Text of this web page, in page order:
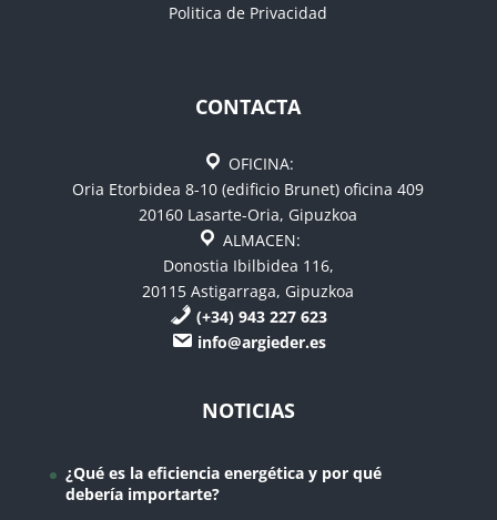
Politica de Privacidad
CONTACTA
OFICINA:
Oria Etorbidea 8-10 (edificio Brunet) oficina 409
20160 Lasarte-Oria, Gipuzkoa
ALMACEN:
Donostia Ibilbidea 116,
20115 Astigarraga, Gipuzkoa
(+34) 943 227 623
info@argieder.es
NOTICIAS
¿Qué es la eficiencia energética y por qué
debería importarte?